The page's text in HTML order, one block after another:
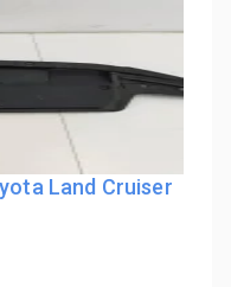
Land Cruiser